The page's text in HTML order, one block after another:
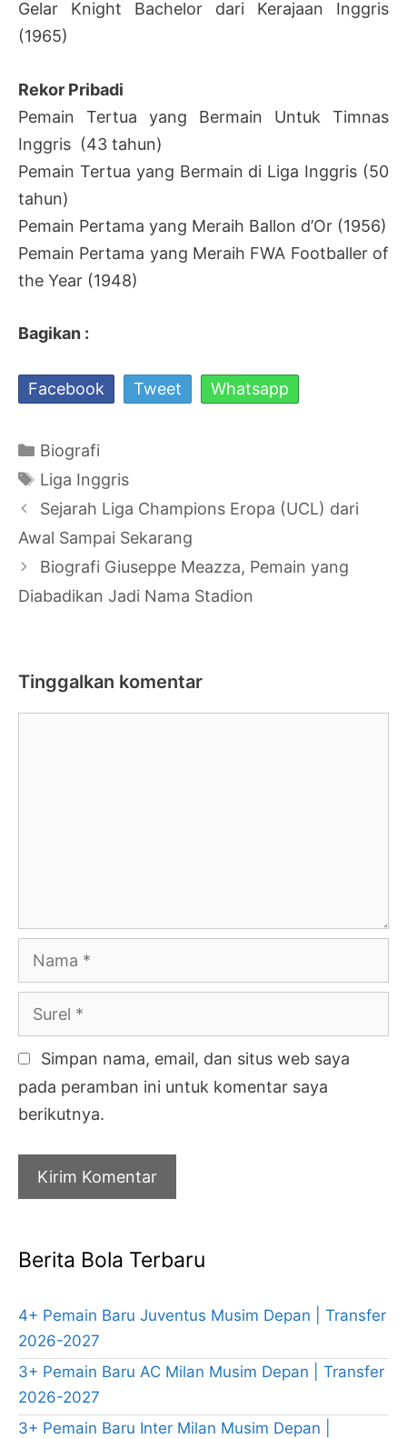
Gelar Knight Bachelor dari Kerajaan Inggris
(1965)
Rekor Pribadi
Pemain Tertua yang Bermain Untuk Timnas
Inggris (43 tahun)
Pemain Tertua yang Bermain di Liga Inggris (50
tahun)
Pemain Pertama yang Meraih Ballon d’Or (1956)
Pemain Pertama yang Meraih FWA Footballer of
the Year (1948)
Bagikan :
Facebook Tweet Whatsapp
Kategori
Biografi
Tag
Liga Inggris
Navigasi
Tulisan
Sejarah Liga Champions Eropa (UCL) dari
Awal Sampai Sekarang
Biografi Giuseppe Meazza, Pemain yang
Diabadikan Jadi Nama Stadion
Tinggalkan komentar
Nama
Surel
Simpan nama, email, dan situs web saya
pada peramban ini untuk komentar saya
berikutnya.
Berita Bola Terbaru
4+ Pemain Baru Juventus Musim Depan | Transfer
2026-2027
3+ Pemain Baru AC Milan Musim Depan | Transfer
2026-2027
3+ Pemain Baru Inter Milan Musim Depan |